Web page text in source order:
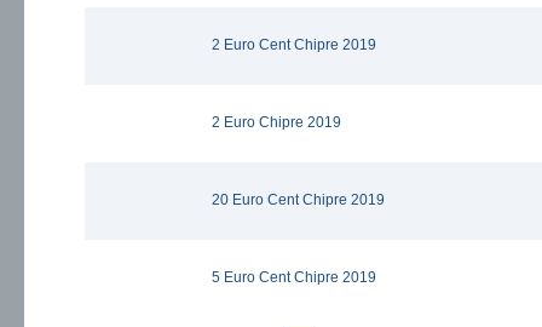
2 Euro Cent Chipre 2019
2 Euro Chipre 2019
20 Euro Cent Chipre 2019
5 Euro Cent Chipre 2019